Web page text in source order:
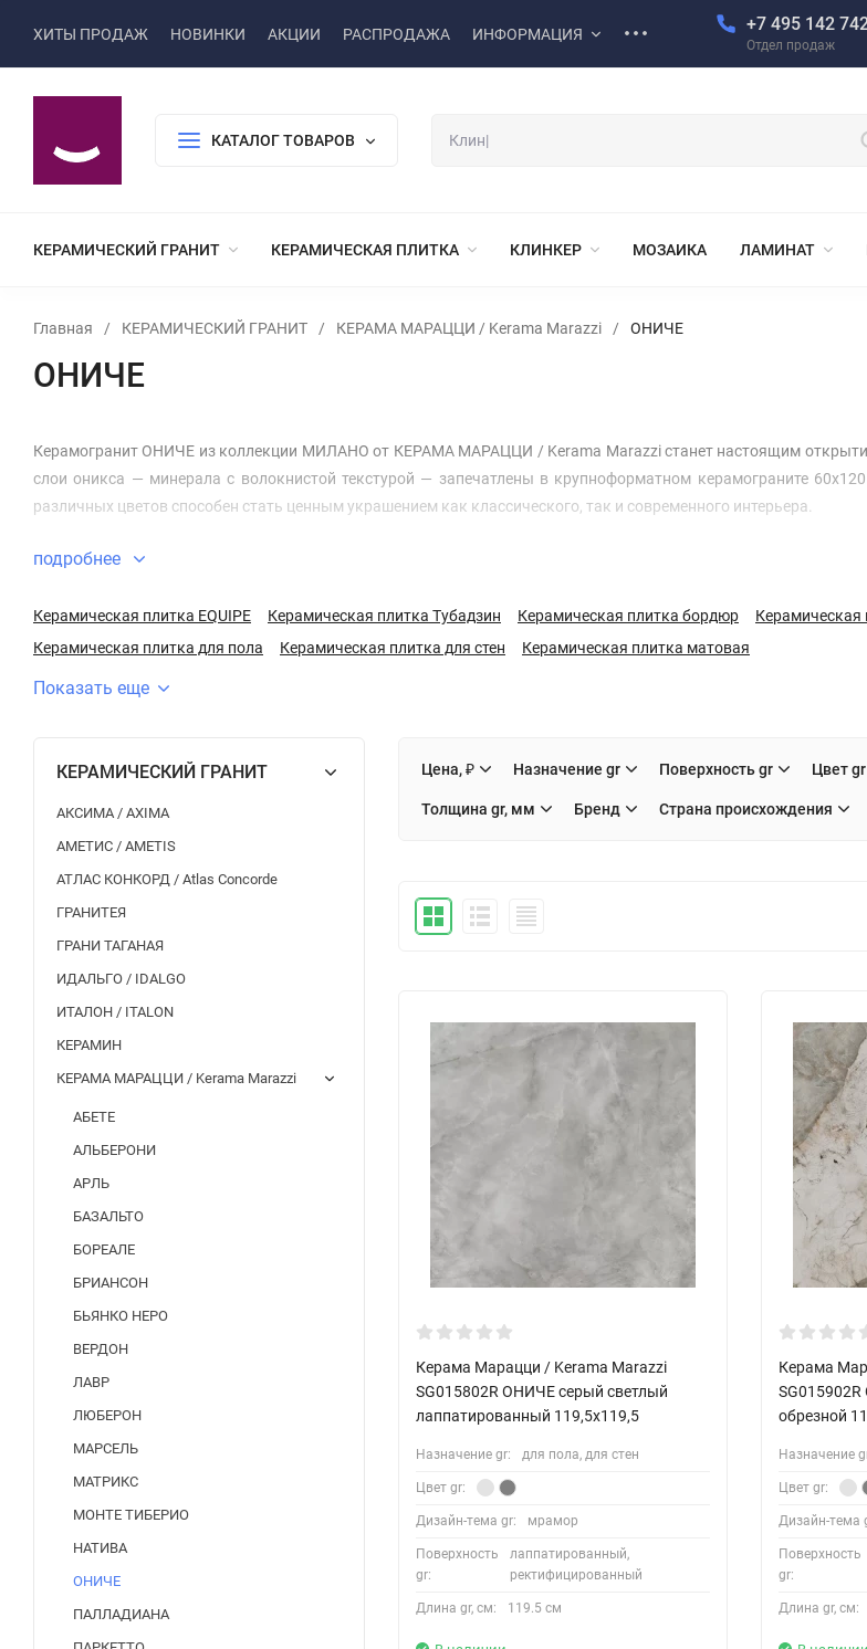
ХИТЫ ПРОДАЖ НОВИНКИ АКЦИИ РАСПРОДАЖА ИНФОРМАЦИЯ +7 495 142
Отдел продаж
КАТАЛОГ ТОВАРОВ
КЕРАМИЧЕСКИЙ ГРАНИТ КЕРАМИЧЕСКАЯ ПЛИТКА КЛИНКЕР МОЗАИКА ЛАМИНАТ
Главная / КЕРАМИЧЕСКИЙ ГРАНИТ / КЕРАМА МАРАЦЦИ / Kerama Marazzi / ОНИЧЕ
ОНИЧЕ
Керамогранит ОНИЧЕ из коллекции МИЛАНО от КЕРАМА МАРАЦЦИ / Kerama Marazzi станет настоящим
слои оникса — минерала с волокнистой текстурой — запечатлены в крупноформатном керамограните
различных цветов способен стать ценным украшением как классического, так и современного интерьера.
подробнее
Керамическая плитка EQUIPE Керамическая плитка Тубадзин Керамическая плитка бордюр Керамическая
Керамическая плитка для пола
Керамическая плитка для стен Керамическая плитка матовая
Показать еще
КЕРАМИЧЕСКИЙ ГРАНИТ
АКСИМА / AXIMA
АМЕТИС / AMETIS
АТЛАС КОНКОРД / Atlas Concorde
ГРАНИТЕЯ
ГРАНИ ТАГАНАЯ
ИДАЛЬГО / IDALGO
ИТАЛОН / ITALON
КЕРАМИН
КЕРАМА МАРАЦЦИ / Kerama Marazzi
АБЕТЕ
АЛЬБЕРОНИ
АРЛЬ
БАЗАЛЬТО
БОРЕАЛЕ
БРИАНСОН
БЬЯНКО НЕРО
ВЕРДОН
ЛАВР
ЛЮБЕРОН
МАРСЕЛЬ
МАТРИКС
МОНТЕ ТИБЕРИО
НАТИВА
ОНИЧЕ
ПАЛЛАДИАНА
Цена, ₽ Назначение gr Поверхность gr Цвет gr
Толщина gr, мм Бренд Страна происхождения
Керама Марацци / Kerama Marazzi
SG015802R ОНИЧЕ серый светлый
лаппатированный 119,5x119,5
Назначение gr: для пола, для стен
Цвет gr:
Дизайн-тема gr: мрамор
Поверхность
gr:
лаппатированный,
ректифицированный
Длина gr, см: 119.5 см
Керама
обрезной
Назначение
Цвет gr:
Дизайн-тема
Поверхность
gr:
Длина gr, см: